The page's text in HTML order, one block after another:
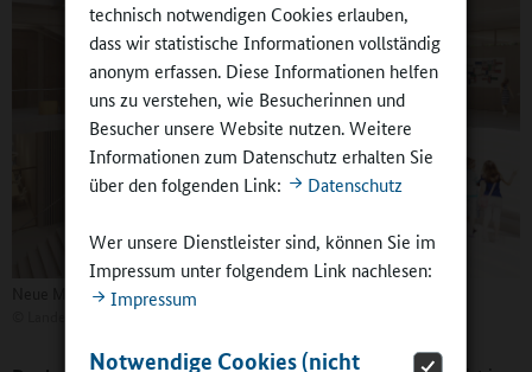
technisch notwendigen Cookies erlauben,
dass wir statistische Informationen vollständig
anonym erfassen. Diese Informationen helfen
uns zu verstehen, wie Besucherinnen und
Besucher unsere Website nutzen. Weitere
Informationen zum Datenschutz erhalten Sie
über den folgenden Link:
Datenschutz
Wer unsere Dienstleister sind, können Sie im
Impressum unter folgendem Link nachlesen:
Impressum
Notwendige Cookies (nicht
Neue Maßstäbe bei Nachhaltigkeit und klimaneutralem Bauen ...
Landeshauptstadt Dresden/BE Berlin GmbH